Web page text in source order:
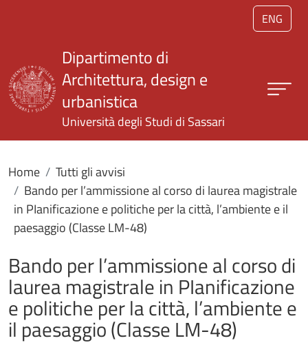
Salta al contenuto principale
ENG
Dipartimento di
Architettura, design e
urbanistica
Università degli Studi di Sassari
Home
Tutti gli avvisi
Bando per l’ammissione al corso di laurea magistrale
in PIanificazione e politiche per la città, l’ambiente e il
paesaggio (Classe LM-48)
Bando per l’ammissione al corso di
laurea magistrale in PIanificazione
e politiche per la città, l’ambiente e
il paesaggio (Classe LM-48)